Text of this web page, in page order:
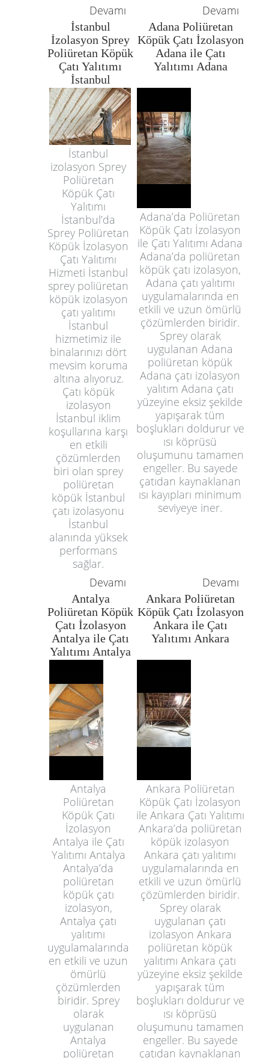
Devamı Devamı
İstanbul
İzolasyon Sprey
Poliüretan Köpük
Çatı Yalıtımı
İstanbul
Adana Poliüretan
Köpük Çatı İzolasyon
Adana ile Çatı
Yalıtımı Adana
İstanbul
izolasyon Sprey
Poliüretan
Köpük Çatı
Yalıtımı
İstanbul’da
Sprey Poliüretan
Köpük İzolasyon
Çatı Yalıtımı
Hizmeti İstanbul
sprey poliüretan
köpük izolasyon
çatı yalıtımı
İstanbul
hizmetimiz ile
binalarınızı dört
mevsim koruma
altına alıyoruz.
Çatı köpük
izolasyon
İstanbul iklim
koşullarına karşı
en etkili
çözümlerden
biri olan sprey
poliüretan
köpük İstanbul
çatı izolasyonu
İstanbul
alanında yüksek
performans
sağlar.
Adana’da Poliüretan
Köpük Çatı İzolasyon
ile Çatı Yalıtımı Adana
Adana’da poliüretan
köpük çatı izolasyon,
Adana çatı yalıtımı
uygulamalarında en
etkili ve uzun ömürlü
çözümlerden biridir.
Sprey olarak
uygulanan Adana
poliüretan köpük
Adana çatı izolasyon
yalıtım Adana çatı
yüzeyine eksiz şekilde
yapışarak tüm
boşlukları doldurur ve
ısı köprüsü
oluşumunu tamamen
engeller. Bu sayede
çatıdan kaynaklanan
ısı kayıpları minimum
seviyeye iner.
Devamı Devamı
Antalya
Poliüretan Köpük
Çatı İzolasyon
Antalya ile Çatı
Yalıtımı Antalya
Ankara Poliüretan
Köpük Çatı İzolasyon
Ankara ile Çatı
Yalıtımı Ankara
Antalya
Poliüretan
Köpük Çatı
İzolasyon
Antalya ile Çatı
Yalıtımı Antalya
Antalya’da
poliüretan
köpük çatı
izolasyon,
Antalya çatı
yalıtımı
uygulamalarında
en etkili ve uzun
ömürlü
çözümlerden
biridir. Sprey
olarak
uygulanan
Antalya
poliüretan
Ankara Poliüretan
Köpük Çatı İzolasyon
ile Ankara Çatı Yalıtımı
Ankara’da poliüretan
köpük izolasyon
Ankara çatı yalıtımı
uygulamalarında en
etkili ve uzun ömürlü
çözümlerden biridir.
Sprey olarak
uygulanan çatı
izolasyon Ankara
poliüretan köpük
yalıtımı Ankara çatı
yüzeyine eksiz şekilde
yapışarak tüm
boşlukları doldurur ve
ısı köprüsü
oluşumunu tamamen
engeller. Bu sayede
çatıdan kaynaklanan